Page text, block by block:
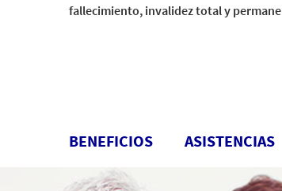
fallecimiento, invalidez total y
BENEFICIOS ASISTENCIAS